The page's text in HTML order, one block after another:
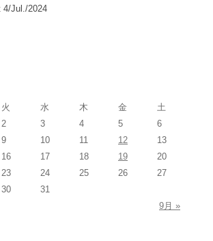
4/Jul./2024
火 水 木 金
土
2 3 4 5
6
9 10 11 12
13
16 17 18 19
20
23 24 25 26
27
30
31
9月 »